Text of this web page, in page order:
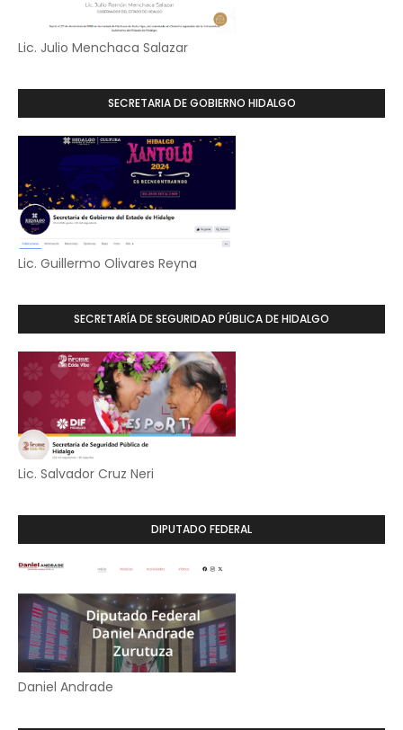
Lic. Julio Menchaca Salazar
SECRETARIA DE GOBIERNO HIDALGO
Lic. Guillermo Olivares Reyna
SECRETARÍA DE SEGURIDAD PÚBLICA DE HIDALGO
Lic. Salvador Cruz Neri
DIPUTADO FEDERAL
Daniel Andrade